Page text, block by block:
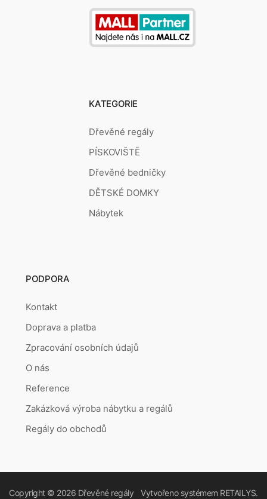
KATEGORIE
Dřevěné regály
PÍSKOVIŠTĚ
Dřevěné bedničky
DĚTSKÉ DOMKY
Nábytek
PODPORA
Kontakt
Doprava a platba
Zpracování osobních údajů
O nás
Reference
Zakázková výroba nábytku a regálů
Regály do obchodů
Copyright © 2026 Dřevěné regály Vytvořeno systémem RETAILYS.